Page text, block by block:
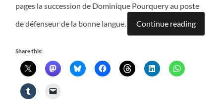
pages la succession de Dominique Pourquery au poste
de défenseur de la bonne langue.
Continue reading
Share this: